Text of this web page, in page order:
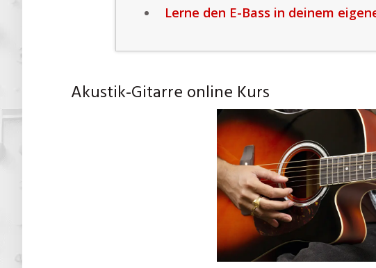
Lerne den E-Bass in deinem
Akustik-Gitarre online Kurs